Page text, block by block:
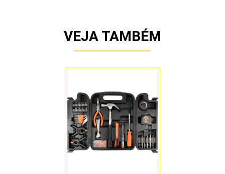
VEJA TAMBÉM